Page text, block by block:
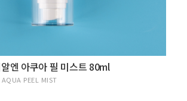
엔 아쿠아 필 미스트 80ml
PEEL MIST